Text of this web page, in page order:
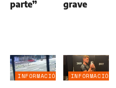
parte”
grave
INFORMACIÓN
INFORMACIÓN